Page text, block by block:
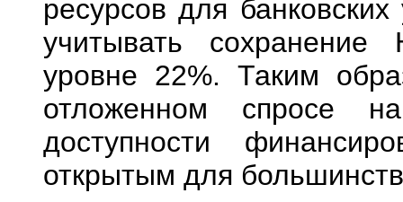
ресурсов для
учитывать
уровне 22%. Таким
отложенном спросе
доступности
открытым для